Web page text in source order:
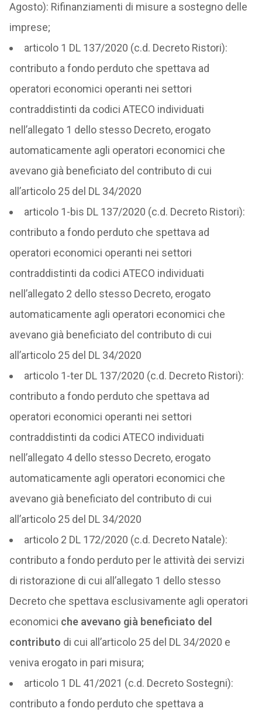
Agosto): Rifinanziamenti di misure a sostegno delle
imprese;
articolo 1 DL 137/2020 (c.d. Decreto Ristori):
contributo a fondo perduto che spettava ad
operatori economici operanti nei settori
contraddistinti da codici ATECO individuati
nell’allegato 1 dello stesso Decreto, erogato
automaticamente agli operatori economici che
avevano già beneficiato del contributo di cui
all’articolo 25 del DL 34/2020
articolo 1-bis DL 137/2020 (c.d. Decreto Ristori):
contributo a fondo perduto che spettava ad
operatori economici operanti nei settori
contraddistinti da codici ATECO individuati
nell’allegato 2 dello stesso Decreto, erogato
automaticamente agli operatori economici che
avevano già beneficiato del contributo di cui
all’articolo 25 del DL 34/2020
articolo 1-ter DL 137/2020 (c.d. Decreto Ristori):
contributo a fondo perduto che spettava ad
operatori economici operanti nei settori
contraddistinti da codici ATECO individuati
nell’allegato 4 dello stesso Decreto, erogato
automaticamente agli operatori economici che
avevano già beneficiato del contributo di cui
all’articolo 25 del DL 34/2020
articolo 2 DL 172/2020 (c.d. Decreto Natale):
contributo a fondo perduto per le attività dei servizi
di ristorazione di cui all’allegato 1 dello stesso
Decreto che spettava esclusivamente agli operatori
economici che avevano già beneficiato del
contributo di cui all’articolo 25 del DL 34/2020 e
veniva erogato in pari misura;
articolo 1 DL 41/2021 (c.d. Decreto Sostegni):
contributo a fondo perduto che spettava a